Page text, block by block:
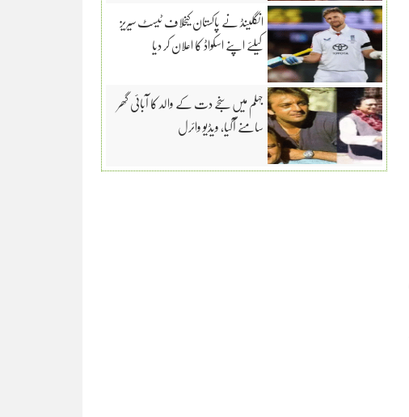
انگلینڈ نے پاکستان کیخلاف ٹیسٹ سیریز
کیلئے اپنے اسکواڈ کا اعلان کر دیا
جہلم میں سنجے دت کے والد کا آبائی گھر
سامنے آگیا، ویڈیو وائرل